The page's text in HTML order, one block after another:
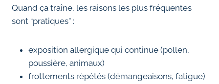
Quand ça traîne, les raisons les plus fréquentes
sont “pratiques” :
exposition allergique qui continue (pollen,
poussière, animaux)
frottements répétés (démangeaisons, fatigue)